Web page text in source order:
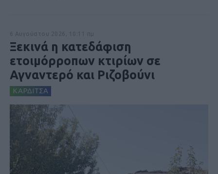
Ξεκινά η κατεδάφιση
ετοιμόρροπων κτιρίων σε
Αγναντερό και Ριζοβούνι
ΚΑΡΔΙΤΣΑ